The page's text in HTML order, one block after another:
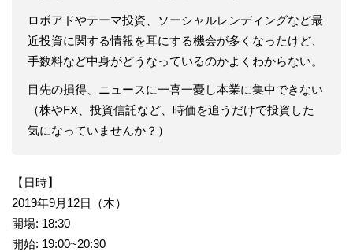
ロボアドやテーマ投資、ソーシャルレンディングなど最
近投資に関する情報を耳にする機会が多くなったけど、
手数料など中身がどうなっているのかよくわからない。
目先の損得、ニュースに一喜一憂し本業に集中できない
（株やFX、投資信託など、時価を追うだけで投資した
気になっていませんか？）
【日時】
2019年9月12日（木）
開場: 18:30
開始: 19:00~20:30